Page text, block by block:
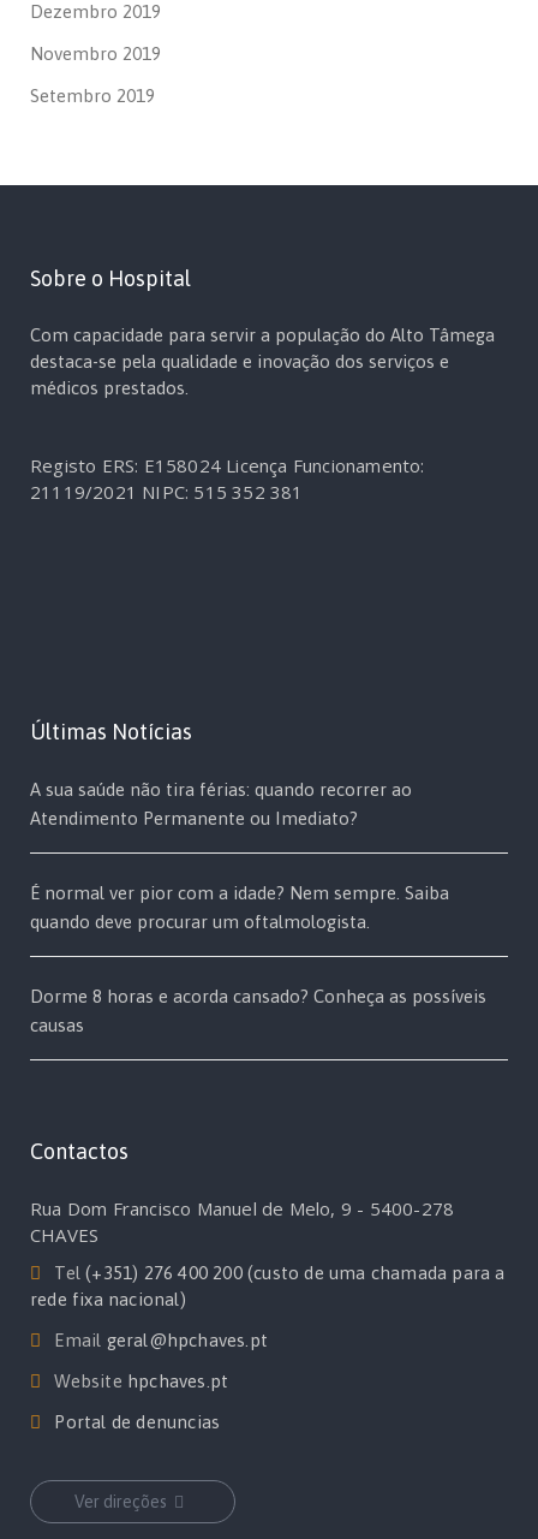
Dezembro 2019
Novembro 2019
Setembro 2019
Sobre o Hospital
Com capacidade para servir a população do Alto Tâmega
destaca-se pela qualidade e inovação dos serviços e
médicos prestados.
Registo ERS: E158024 Licença Funcionamento:
21119/2021 NIPC: 515 352 381
Últimas Notícias
A sua saúde não tira férias: quando recorrer ao
Atendimento Permanente ou Imediato?
É normal ver pior com a idade? Nem sempre. Saiba
quando deve procurar um oftalmologista.
Dorme 8 horas e acorda cansado? Conheça as possíveis
causas
Contactos
Rua Dom Francisco Manuel de Melo, 9 - 5400-278
CHAVES
Tel(+351) 276 400 200 (custo de uma chamada para a
rede fixa nacional)
Email geral@hpchaves.pt
Website hpchaves.pt
Portal de denuncias
Ver direções